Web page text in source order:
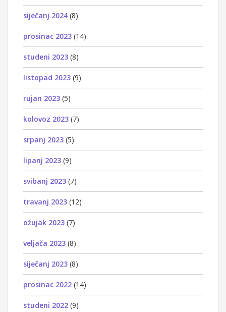
siječanj 2024 (8)
prosinac 2023 (14)
studeni 2023 (8)
listopad 2023 (9)
rujan 2023 (5)
kolovoz 2023 (7)
srpanj 2023 (5)
lipanj 2023 (9)
svibanj 2023 (7)
travanj 2023 (12)
ožujak 2023 (7)
veljača 2023 (8)
siječanj 2023 (8)
prosinac 2022 (14)
studeni 2022 (9)